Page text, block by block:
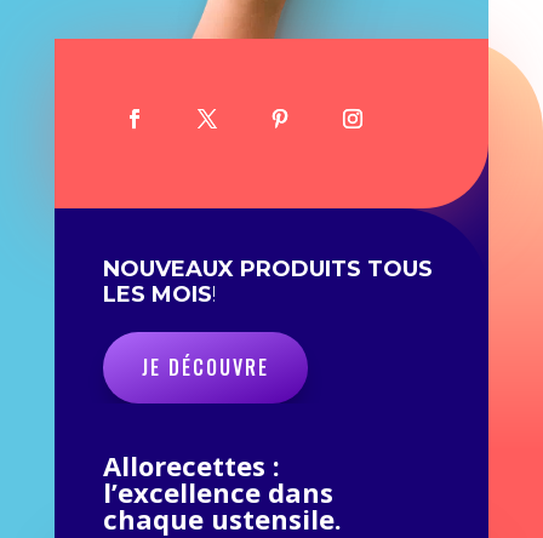
NOUVEAUX PRODUITS TOUS
LES MOIS!
JE DÉCOUVRE
Allorecettes :
l’excellence dans
chaque ustensile.